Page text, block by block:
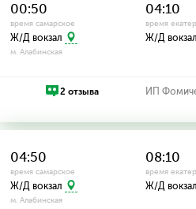
00:50
время самарское
Ж/Д вокзал
м. Алабинская
04:10
время
Ж/Д вокзал
2 отзыва ИП
04:50
время самарское
Ж/Д вокзал
м. Алабинская
08:10
время
Ж/Д вокзал